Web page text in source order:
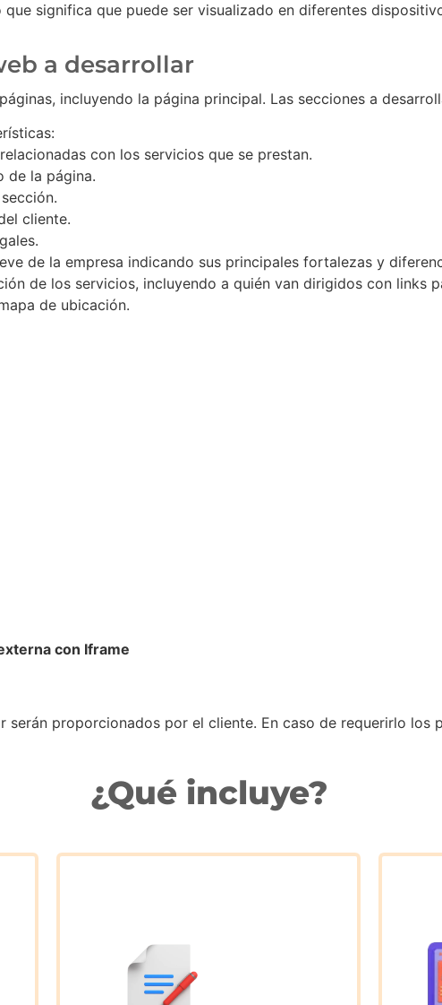
que significa que puede ser visualizado en diferentes
a desarrollar
incluyendo la página principal. Las secciones a
con los servicios que se prestan.
de la página.
cliente.
de la empresa indicando sus principales fortalezas y
de los servicios, incluyendo a quién van dirigidos con links
de ubicación.
con Iframe
serán proporcionados por el cliente. En caso de requerirlo los
¿Qué incluye?